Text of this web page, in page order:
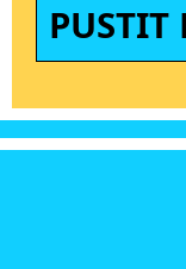
PUSTIT